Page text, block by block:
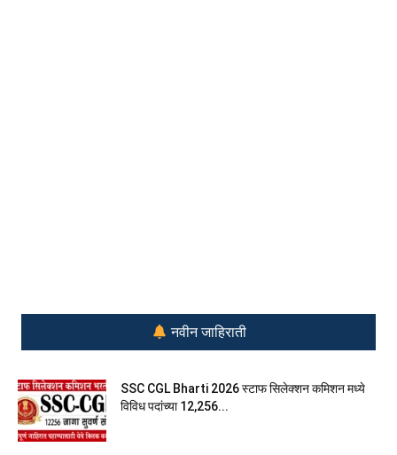
नवीन जाहिराती
SSC CGL Bharti 2026 स्टाफ सिलेक्शन कमिशन मध्ये
विविध पदांच्या 12,256...